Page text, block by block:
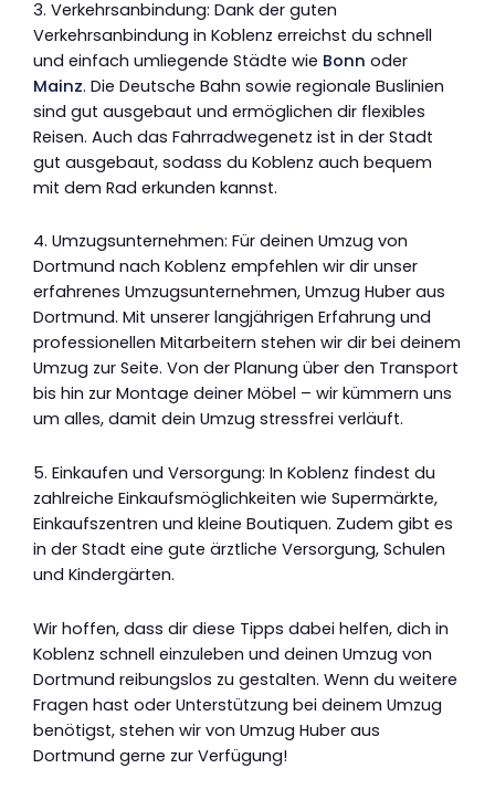
3. Verkehrsanbindung: Dank der guten
Verkehrsanbindung in Koblenz erreichst du schnell
und einfach umliegende Städte wie Bonn oder
Mainz. Die Deutsche Bahn sowie regionale Buslinien
sind gut ausgebaut und ermöglichen dir flexibles
Reisen. Auch das Fahrradwegenetz ist in der Stadt
gut ausgebaut, sodass du Koblenz auch bequem
mit dem Rad erkunden kannst.
4. Umzugsunternehmen: Für deinen Umzug von
Dortmund nach Koblenz empfehlen wir dir unser
erfahrenes Umzugsunternehmen, Umzug Huber aus
Dortmund. Mit unserer langjährigen Erfahrung und
professionellen Mitarbeitern stehen wir dir bei deinem
Umzug zur Seite. Von der Planung über den Transport
bis hin zur Montage deiner Möbel – wir kümmern uns
um alles, damit dein Umzug stressfrei verläuft.
5. Einkaufen und Versorgung: In Koblenz findest du
zahlreiche Einkaufsmöglichkeiten wie Supermärkte,
Einkaufszentren und kleine Boutiquen. Zudem gibt es
in der Stadt eine gute ärztliche Versorgung, Schulen
und Kindergärten.
Wir hoffen, dass dir diese Tipps dabei helfen, dich in
Koblenz schnell einzuleben und deinen Umzug von
Dortmund reibungslos zu gestalten. Wenn du weitere
Fragen hast oder Unterstützung bei deinem Umzug
benötigst, stehen wir von Umzug Huber aus
Dortmund gerne zur Verfügung!